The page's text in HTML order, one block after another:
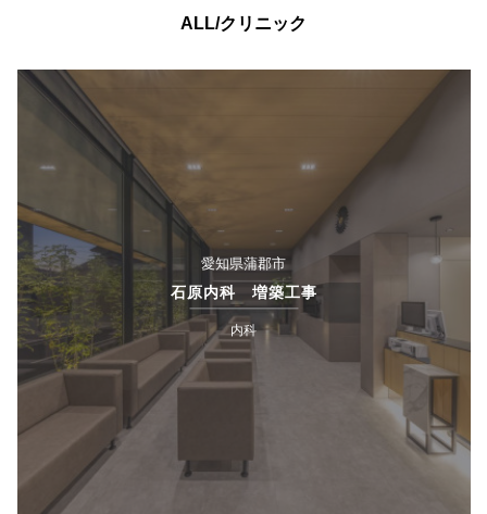
ALL/クリニック
愛知県蒲郡市
石原内科 増築工事
内科